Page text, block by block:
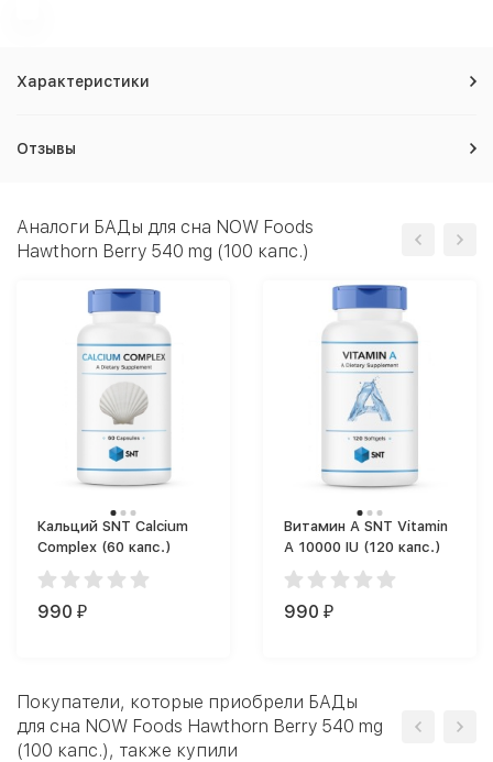
Характеристики
Отзывы
Аналоги БАДы для сна NOW Foods
Hawthorn Berry 540 mg (100 капс.)
Кальций SNT Calcium
Complex (60 капс.)
990 ₽
Витамин A SNT Vitamin
A 10000 IU (120 капс.)
990 ₽
Покупатели, которые приобрели БАДы
для сна NOW Foods Hawthorn Berry 540 mg
(100 капс.), также купили